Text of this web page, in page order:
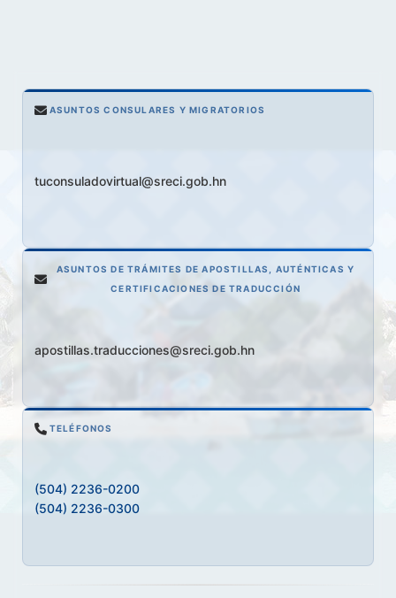
ASUNTOS CONSULARES Y MIGRATORIOS
tuconsuladovirtual@sreci.gob.hn
ASUNTOS DE TRÁMITES DE APOSTILLAS, AUTÉNTICAS Y
CERTIFICACIONES DE TRADUCCIÓN
apostillas.traducciones@sreci.gob.hn
TELÉFONOS
(504) 2236-0200
(504) 2236-0300